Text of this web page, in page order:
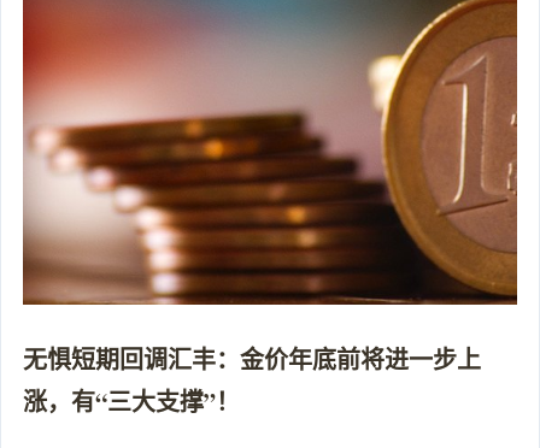
无惧短期回调汇丰：金价年底前将进一步上
涨，有“三大支撑”！